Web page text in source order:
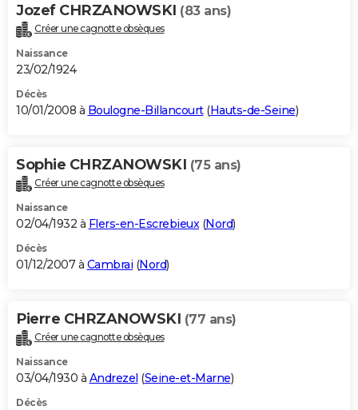
Jozef CHRZANOWSKI (83 ans)
Créer une cagnotte obsèques
Naissance
23/02/1924
Décès
10/01/2008 à Boulogne-Billancourt(Hauts-de-Seine)
Sophie CHRZANOWSKI (75 ans)
Créer une cagnotte obsèques
Naissance
02/04/1932 à Flers-en-Escrebieux(Nord)
Décès
01/12/2007 à Cambrai (Nord)
Pierre CHRZANOWSKI (77 ans)
Créer une cagnotte obsèques
Naissance
03/04/1930 à Andrezel (Seine-et-Marne)
Décès